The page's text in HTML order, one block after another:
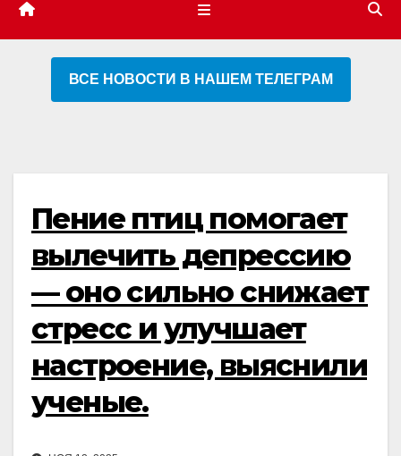
ВСЕ НОВОСТИ В НАШЕМ ТЕЛЕГРАМ
Пение птиц помогает
вылечить депрессию
— оно сильно снижает
стресс и улучшает
настроение, выяснили
ученые.